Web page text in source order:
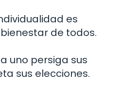
es
de todos.
uno persiga sus
sus elecciones.